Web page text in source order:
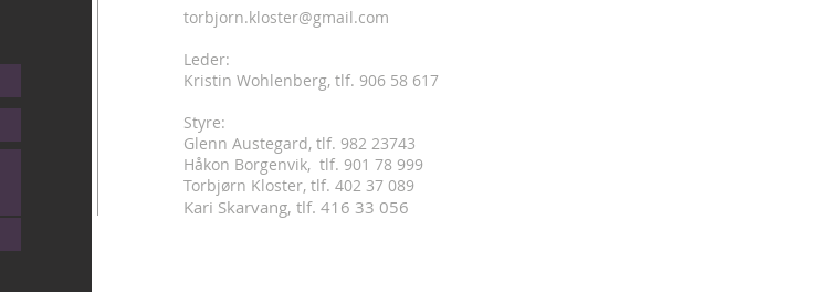
torbjorn.kloster@gmail.com
Leder:
Kristin Wohlenberg, tlf. 906 58 617
Styre:
Glenn Austegard, tlf. 982 23743
Håkon Borgenvik, tlf. 901 78 999
Torbjørn Kloster, tlf. 402 37 089
Kari Skarvang, tlf. 416 33 056